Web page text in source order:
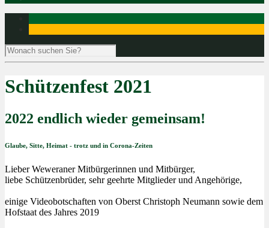
Schützenfest 2021
2022 endlich wieder gemeinsam!
Glaube, Sitte, Heimat - trotz und in Corona-Zeiten
Lieber Weweraner Mitbürgerinnen und Mitbürger,
liebe Schützenbrüder, sehr geehrte Mitglieder und Angehörige,
einige Videobotschaften von Oberst Christoph Neumann sowie dem
Hofstaat des Jahres 2019